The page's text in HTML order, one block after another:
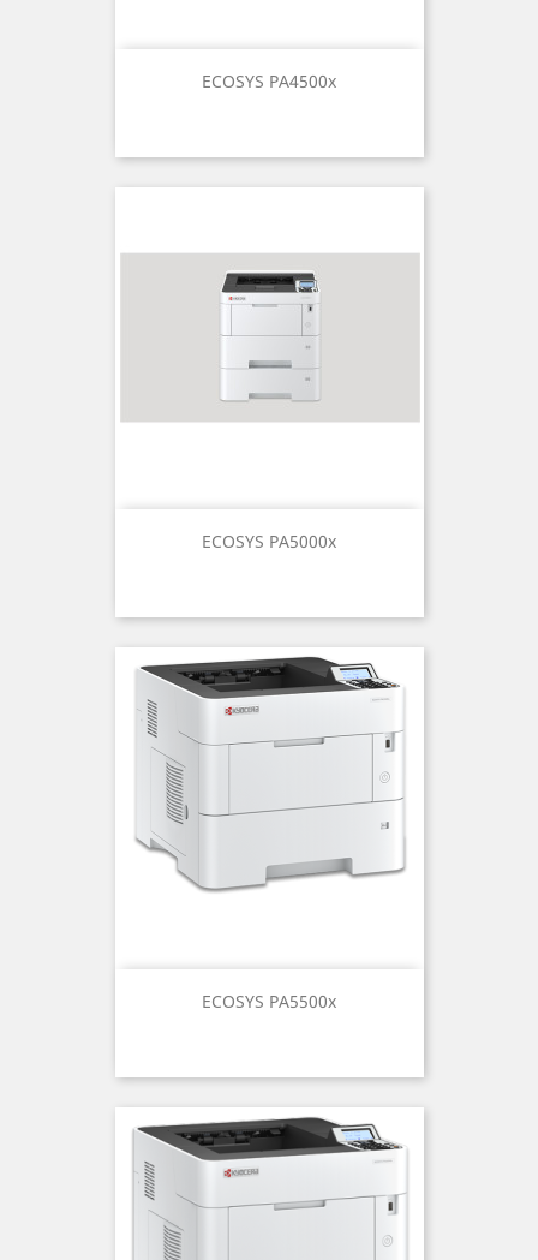
ECOSYS PA4500x
ECOSYS PA5000x
ECOSYS PA5500x